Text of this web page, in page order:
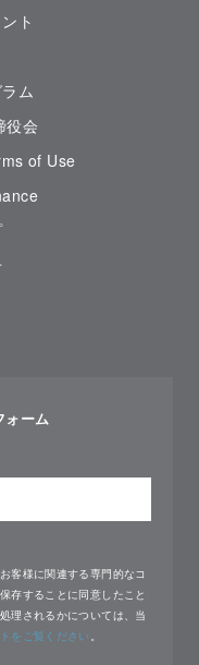
ト
ム
役会
of Use
ォーム
客様に関連する専門的なコ
存することに同意したこと
理されるかについては、当
をご覧ください 。